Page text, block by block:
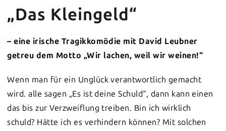
„Das Kleingeld“
– eine irische Tragikkomödie mit David Leubner
getreu dem Motto „Wir lachen, weil wir weinen!“
Wenn man für ein Unglück verantwortlich gemacht
wird. alle sagen „Es ist deine Schuld“, dann kann einen
das bis zur Verzweiflung treiben. Bin ich wirklich
schuld? Hätte ich es verhindern können? Mit solchen